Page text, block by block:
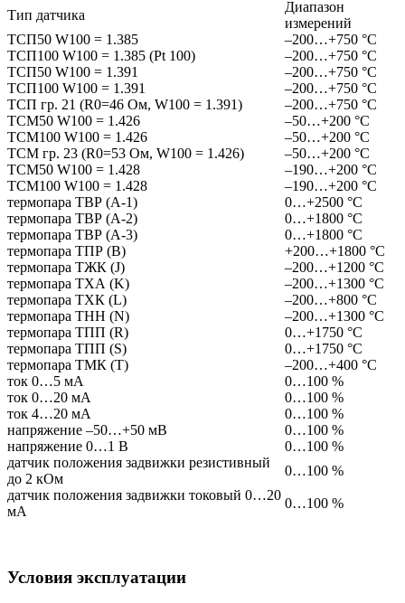
Тип датчика
Диапазон
измерений
ТСП50 W100 = 1.385
–200…+750 °С
ТСП100 W100 = 1.385 (Pt 100)
–200…+750 °С
ТСП50 W100 = 1.391
–200…+750 °С
ТСП100 W100 = 1.391
–200…+750 °С
ТСП гр. 21 (R0=46 Oм, W100 = 1.391)
–200…+750 °С
ТСМ50 W100 = 1.426
–50…+200 °С
ТСМ100 W100 = 1.426
–50…+200 °С
ТСМ гр. 23 (R0=53 Ом, W100 = 1.426)
–50…+200 °С
ТСМ50 W100 = 1.428
–190…+200 °С
ТСМ100 W100 = 1.428
–190…+200 °С
термопара ТВР (А-1)
0…+2500 °С
термопара ТВР (А-2)
0…+1800 °C
термопара ТВР (А-3)
0…+1800 °C
термопара ТПР (В)
+200…+1800 °C
термопара ТЖК (J)
–200…+1200 °С
термопара ТХА (K)
–200…+1300 °С
термопара ТХК (L)
–200…+800 °С
термопара ТНН (N)
–200…+1300 °С
термопара ТПП (R)
0…+1750 °C
термопара ТПП (S)
0…+1750 °C
термопара ТМК (Т)
–200…+400 °C
ток 0…5 мА
0…100 %
ток 0…20 мA
0…100 %
ток 4…20 мА
0…100 %
напряжение –50…+50 мВ
0…100 %
напряжение 0…1 В
0…100 %
датчик положения задвижки резистивный
до 2 кОм
0…100 %
датчик положения задвижки токовый 0…20
мА
0…100 %
Условия эксплуатации